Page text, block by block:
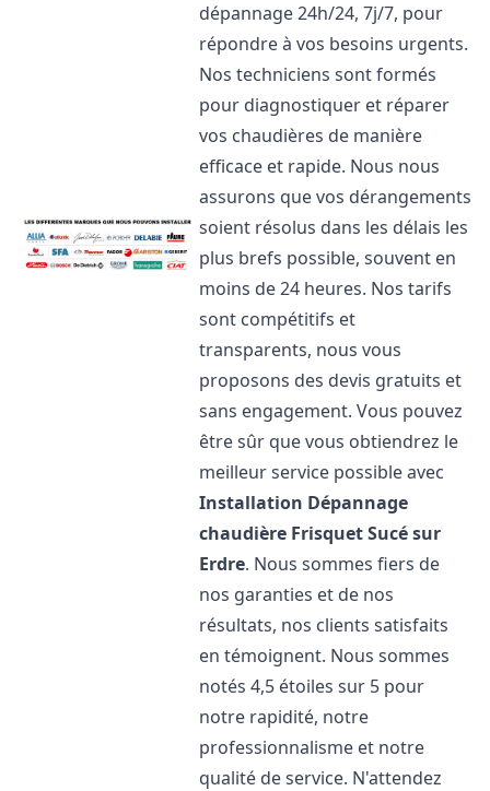
dépannage 24h/24, 7j/7, pour
répondre à vos besoins urgents.
Nos techniciens sont formés
pour diagnostiquer et réparer
vos chaudières de manière
efficace et rapide. Nous nous
assurons que vos dérangements
soient résolus dans les délais les
plus brefs possible, souvent en
moins de 24 heures. Nos tarifs
sont compétitifs et
transparents, nous vous
proposons des devis gratuits et
sans engagement. Vous pouvez
être sûr que vous obtiendrez le
meilleur service possible avec
Installation Dépannage
chaudière FrisquetSucé sur
Erdre. Nous sommes fiers de
nos garanties et de nos
résultats, nos clients satisfaits
en témoignent. Nous sommes
notés 4,5 étoiles sur 5 pour
notre rapidité, notre
professionnalisme et notre
qualité de service. N'attendez